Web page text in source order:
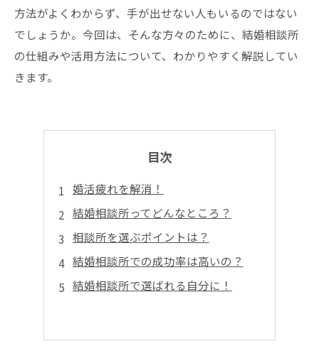
方法がよくわからず、手が出せない人もいるのではない
でしょうか。今回は、そんな方々のために、結婚相談所
の仕組みや活用方法について、わかりやすく解説してい
きます。
目次
婚活疲れを解消！
結婚相談所ってどんなところ？
相談所を選ぶポイントは？
結婚相談所での成功率は高いの？
結婚相談所で選ばれる自分に！